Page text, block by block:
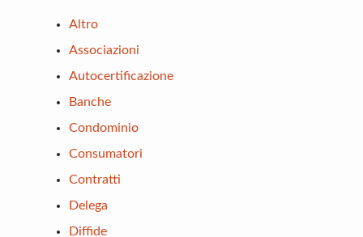
Altro
Associazioni
Autocertificazione
Banche
Condominio
Consumatori
Contratti
Delega
Diffide